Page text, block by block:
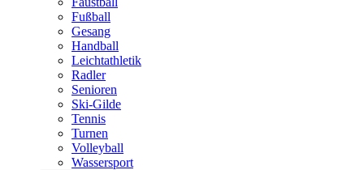
Fußball
Gesang
Handball
Leichtathletik
Radler
Senioren
Ski-Gilde
Tennis
Turnen
Volleyball
Wassersport